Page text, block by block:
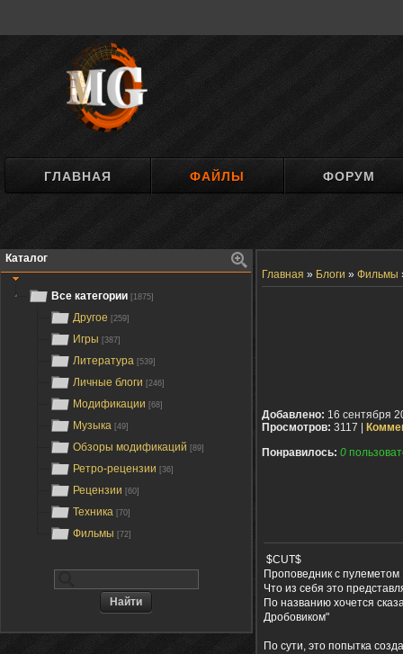
ГЛАВНАЯ ФАЙЛЫ ФОРУМ
Каталог
Все категории [1875]
Другое [259]
Игры [387]
Литература [539]
Личные блоги [246]
Модификации [68]
Музыка [49]
Обзоры модификаций [89]
Ретро-рецензии [36]
Рецензии [60]
Техника [70]
Фильмы [72]
Главная » Блоги » Фильмы
Добавлено: 16 сентября
Просмотров: 3117 |
Понравилось: 0
$CUT$
Проповедник с пулеметом
Что из себя это
По названию хочется
Дробовиком"
По сути, это попытка